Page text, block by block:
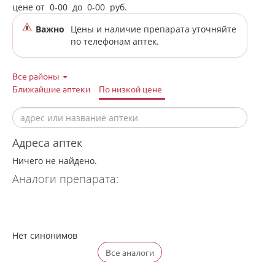
цене от 0-00 до 0-00 руб.
Важно
Цены и наличие препарата уточняйте
по телефонам аптек.
Все районы
Ближайшие аптеки
По низкой цене
Адреса аптек
Ничего не найдено.
Аналоги препарата:
Нет синонимов
Все аналоги